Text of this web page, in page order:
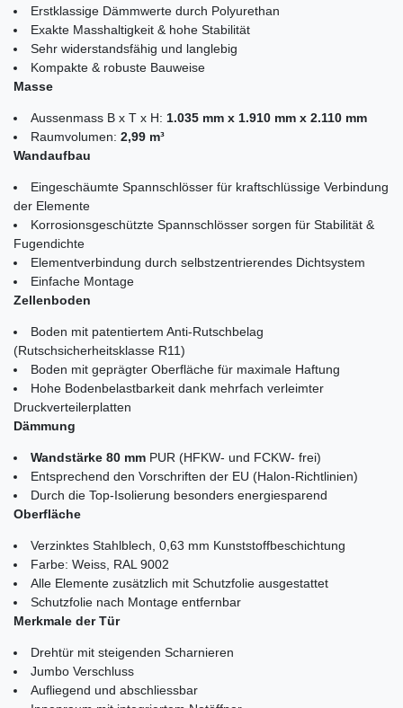
Erstklassige Dämmwerte durch Polyurethan
Exakte Masshaltigkeit & hohe Stabilität
Sehr widerstandsfähig und langlebig
Kompakte & robuste Bauweise
Masse
Aussenmass B x T x H: 1.035 mm x 1.910 mm x 2.110 mm
Raumvolumen: 2,99 m³
Wandaufbau
Eingeschäumte Spannschlösser für kraftschlüssige Verbindung
der Elemente
Korrosionsgeschützte Spannschlösser sorgen für Stabilität &
Fugendichte
Elementverbindung durch selbstzentrierendes Dichtsystem
Einfache Montage
Zellenboden
Boden mit patentiertem Anti-Rutschbelag
(Rutschsicherheitsklasse R11)
Boden mit geprägter Oberfläche für maximale Haftung
Hohe Bodenbelastbarkeit dank mehrfach verleimter
Druckverteilerplatten
Dämmung
Wandstärke 80 mm PUR (HFKW- und FCKW- frei)
Entsprechend den Vorschriften der EU (Halon-Richtlinien)
Durch die Top-Isolierung besonders energiesparend
Oberfläche
Verzinktes Stahlblech, 0,63 mm Kunststoffbeschichtung
Farbe: Weiss, RAL 9002
Alle Elemente zusätzlich mit Schutzfolie ausgestattet
Schutzfolie nach Montage entfernbar
Merkmale der Tür
Drehtür mit steigenden Scharnieren
Jumbo Verschluss
Aufliegend und abschliessbar